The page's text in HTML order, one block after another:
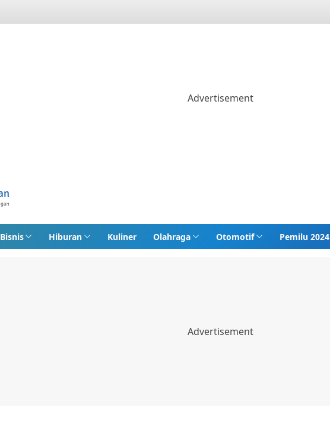
Bisnis Hiburan Kuliner Olahraga Otomotif Pemilu 2024